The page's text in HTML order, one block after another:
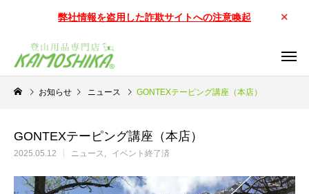
弊社情報を盗用した詐欺サイトへの注意喚起
お知らせ ニュース GONTEXテーピング講座（本店）
GONTEXテーピング講座（本店）
2025.05.12 ニュース イベント終了済